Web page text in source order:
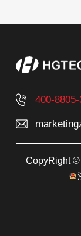
400-
CopyRight ©